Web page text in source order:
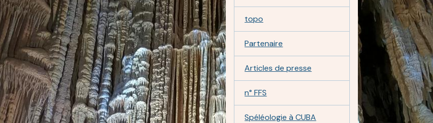
topo
Partenaire
Articles de presse
n° FFS
Spéléologie à CUBA